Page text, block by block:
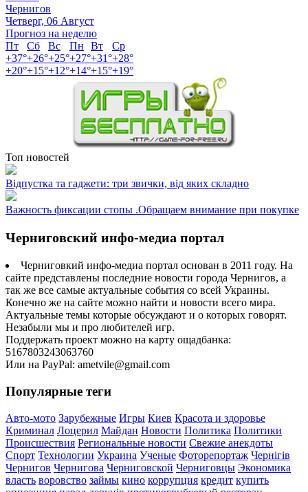
Чернигов
Четверг, 06 Август
Прогноз на неделю
Пт
Сб Вс Пн Вт
Ср
+37°+26°+25°+27°+31°+28°
+20°+15°+12°+14°+15°+19°
Топ новостей
Відпустка та гаджети: три звички, від яких складно
Важность фиксации стопы .Обращаем внимание при покупке
Черниговский инфо-медиа портал
Черниговкий инфо-медиа портал основан в 2011 году. На
сайте представлены последние новости города Чернигов, а
так же все самые актуальные события со всей Украины.
Конечно же на сайте можно найти и новости всего мира.
Актуальные темы которые обсуждают и о которых говорят.
Незабыли мы и про любителей игр.
Поддержать проект можно на карту ощадбанка:
5167803243063760
Или на PayPal: ametvile@gmail.com
Популярные теги
Авто-мото Зарубежные Игры Киев Красота и здоровье
Криминал Лоцерил Майдан Новости Политика Политики
Происшествия Региональные новости Свежие анекдоты
Спорт Технологии Украина Ученые Фоторепортаж Чернігів
Чернигов Чернигова Черниговской Черниговцы Экономика
власть воровство займы кино коррупция кредит купить